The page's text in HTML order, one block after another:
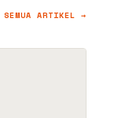
SEMUA ARTIKEL →